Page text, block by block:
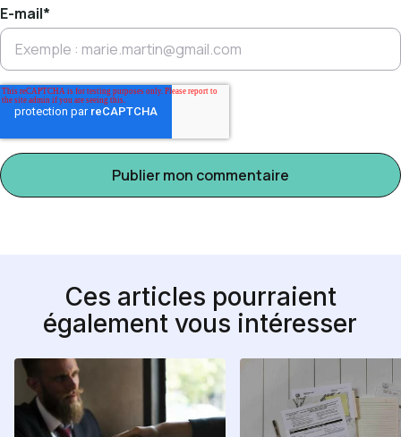
E-mail*
Ces articles pourraient
également vous intéresser